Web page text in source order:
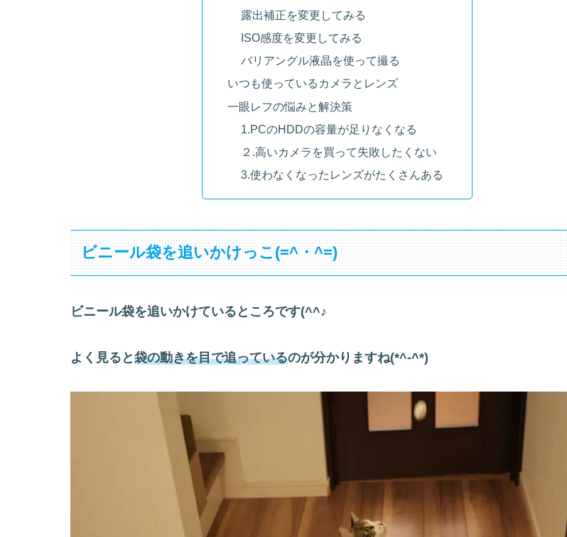
露出補正を変更してみる
ISO感度を変更してみる
バリアングル液晶を使って撮る
いつも使っているカメラとレンズ
一眼レフの悩みと解決策
1.PCのHDDの容量が足りなくなる
２.高いカメラを買って失敗したくない
3.使わなくなったレンズがたくさんある
ビニール袋を追いかけっこ(=^・^=)
ビニール袋を追いかけているところです(^^♪
よく見ると袋の動きを目で追っているのが分かりますね(*^-^*)